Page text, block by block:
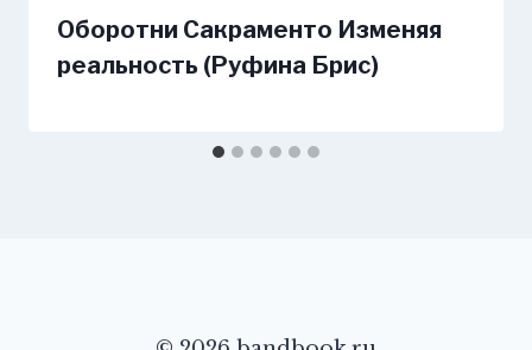
Оборотни Сакраменто Изменяя
реальность (Руфина Брис)